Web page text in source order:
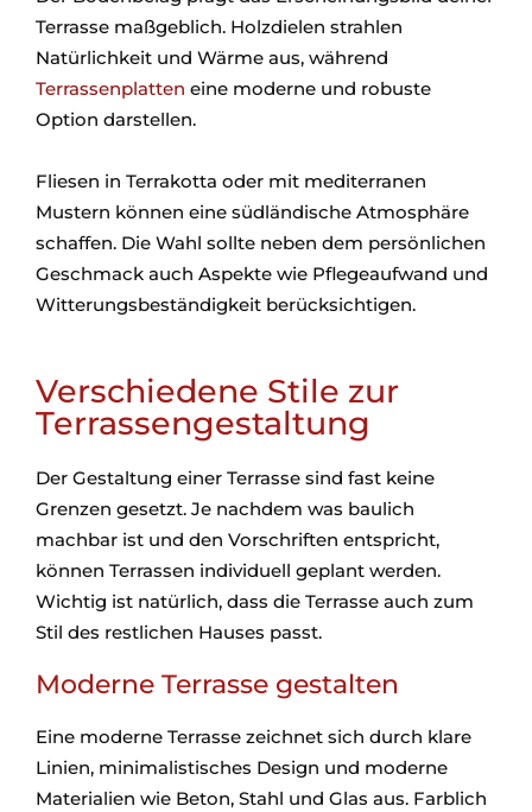
Terrasse maßgeblich. Holzdielen strahlen
Natürlichkeit und Wärme aus, während
Terrassenplatten eine moderne und robuste
Option darstellen.
Fliesen in Terrakotta oder mit mediterranen
Mustern können eine südländische Atmosphäre
schaffen. Die Wahl sollte neben dem persönlichen
Geschmack auch Aspekte wie Pflegeaufwand und
Witterungsbeständigkeit berücksichtigen.
Verschiedene Stile zur
Terrassengestaltung
Der Gestaltung einer Terrasse sind fast keine
Grenzen gesetzt. Je nachdem was baulich
machbar ist und den Vorschriften entspricht,
können Terrassen individuell geplant werden.
Wichtig ist natürlich, dass die Terrasse auch zum
Stil des restlichen Hauses passt.
Moderne Terrasse gestalten
Eine moderne Terrasse zeichnet sich durch klare
Linien, minimalistisches Design und moderne
Materialien wie Beton, Stahl und Glas aus. Farblich